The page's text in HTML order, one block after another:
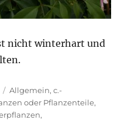
nicht winterhart und
Kategorien
Allgemein,c.-
oder Pflanzenteile,
,